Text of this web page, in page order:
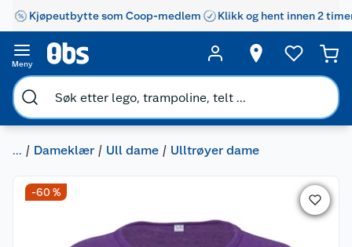
Kjøpeutbytte som Coop-medlem Klikk og hent innen 2
Meny
... Dameklær Ull dame Ulltrøyer dame
-60 %